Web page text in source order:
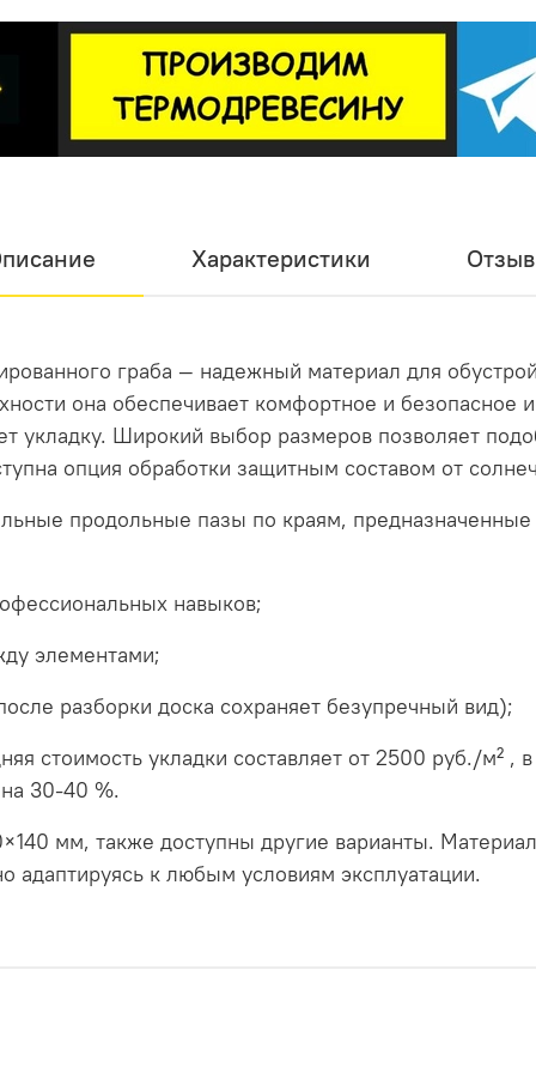
стартовым крепежом, последующие просто
крепежом «Крылан».
технологии, никаких видимых шляпок и никаких
Характеристики
граба — надежный материал для
она обеспечивает комфортное и безопасное
укладку. Широкий выбор размеров позволяет
опция обработки защитным составом от
продольные пазы по краям,
навыков;
элементами;
разборки доска сохраняет безупречный вид);
стоимость укладки составляет от 2500 руб./м²
30-40 %.
мм, также доступны другие варианты. Материал
адаптируясь к любым условиям эксплуатации.